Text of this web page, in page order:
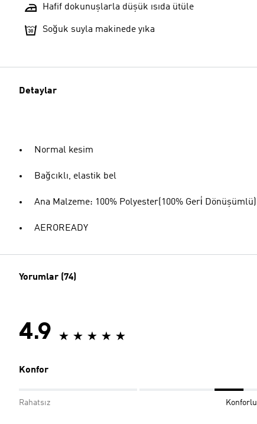
Hafif dokunuşlarla düşük ısıda ütüle
Soğuk suyla makinede yıka
Detaylar
Normal kesim
Bağcıklı, elastik bel
Ana Malzeme: 100% Polyester(100% Geri̇ Dönüşümlü)
AEROREADY
Yorumlar (74)
4.9
Konfor
Rahatsız Konforlu